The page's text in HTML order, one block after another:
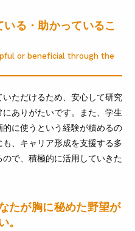
る・助かっているこ
or beneficial through the
ただけるため、安心して研究
ありがたいです。また、学生
に使うという経験が積めるの
、キャリア形成を支援する多
で、積極的に活用していきた
たが胸に秘めた野望が